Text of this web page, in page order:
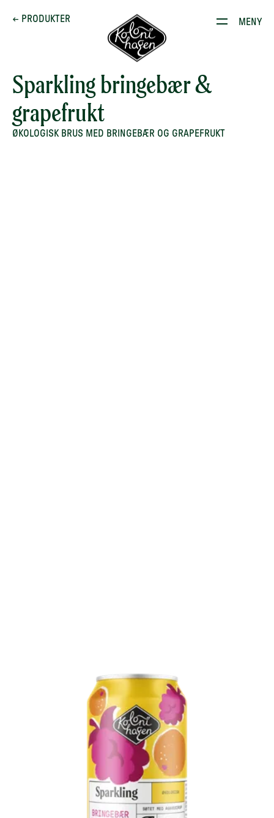
← PRODUKTER MENY
Dette brenner vi for
Produkter
Kontakt
E-stoffguiden
Oppskrifter
Sparkling bringebær &
grapefrukt
ØKOLOGISK BRUS MED BRINGEBÆR OG GRAPEFRUKT